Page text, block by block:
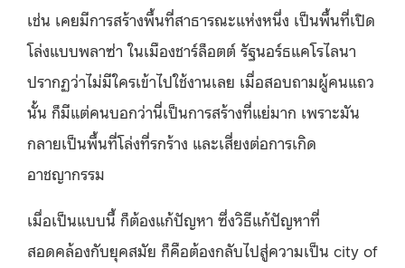
เช่น เคยมีการสร้างพื้นที่สาธารณะแห่งหนึ่ง เป็นพื้นที่เปิด
โล่งแบบพลาซ่า ในเมืองชาร์ล็อตต์ รัฐนอร์ธแคโรไลนา
ปรากฏว่าไม่มีใครเข้าไปใช้งานเลย เมื่อสอบถามผู้คนแถว
นั้น ก็มีแต่คนบอกว่านี่เป็นการสร้างที่แย่มาก เพราะมัน
กลายเป็นพื้นที่โล่งที่รกร้าง และเสี่ยงต่อการเกิด
อาชญากรรม
เมื่อเป็นแบบนี้ ก็ต้องแก้ปัญหา ซึ่งวิธีแก้ปัญหาที่
สอดคล้องกับยุคสมัย ก็คือต้องกลับไปสู่ความเป็น city of